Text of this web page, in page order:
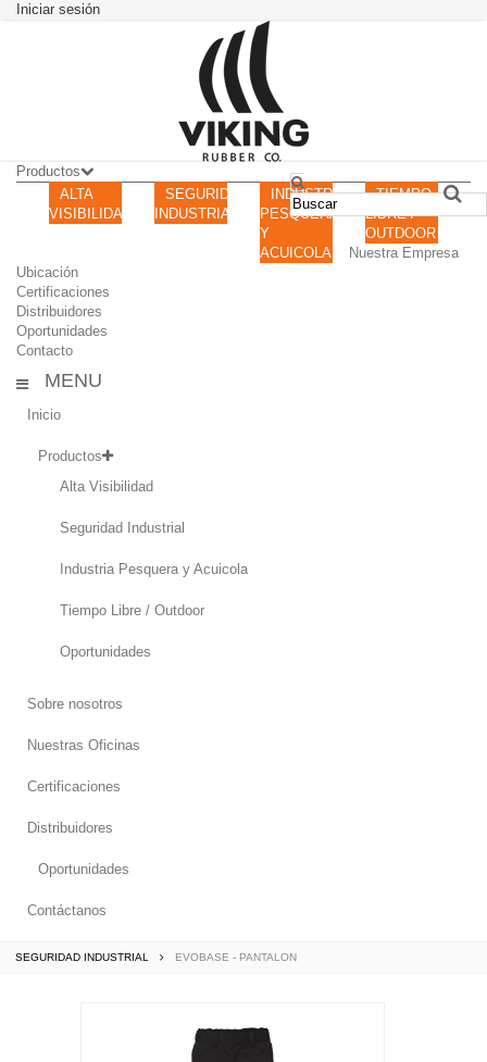
Iniciar sesión
Productos
ALTA
VISIBILIDAD
SEGURIDAD
INDUSTRIAL
INDUSTRIA
PESQUERA
Y
ACUICOLA
TIEMPO
LIBRE /
OUTDOOR
Nuestra Empresa
Ubicación
Certificaciones
Distribuidores
Oportunidades
Contacto
MENU
Inicio
Productos
Alta Visibilidad
Seguridad Industrial
Industria Pesquera y Acuicola
Tiempo Libre / Outdoor
Oportunidades
Sobre nosotros
Nuestras Oficinas
Certificaciones
Distribuidores
Oportunidades
Contáctanos
SEGURIDAD INDUSTRIAL EVOBASE - PANTALON